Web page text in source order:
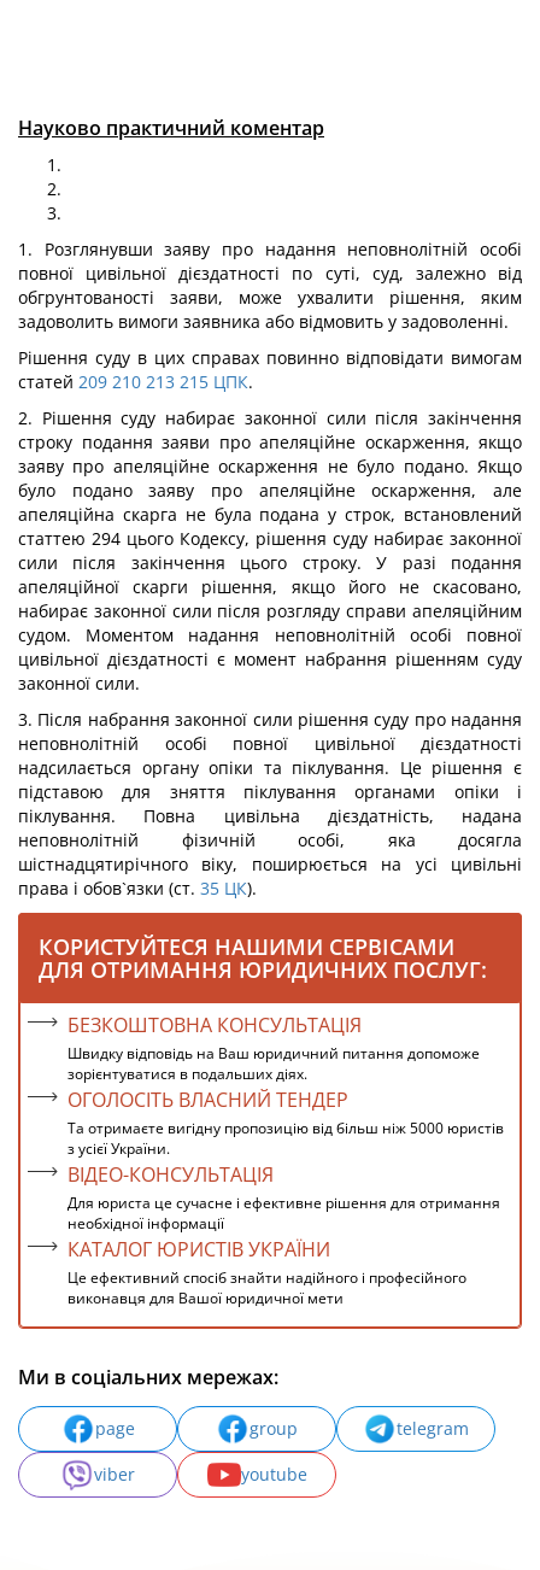
Науково практичний коментар
1. Розглянувши заяву про надання неповнолітній особі
повної цивільної дієздатності по суті, суд, залежно від
обгрунтованості заяви, може ухвалити рішення, яким
задоволить вимоги заявника або відмовить у задоволенні.
Рішення суду в цих справах повинно відповідати вимогам
статей 209 210 213 215 ЦПК.
2. Рішення суду набирає законної сили після закінчення
строку подання заяви про апеляційне оскарження, якщо
заяву про апеляційне оскарження не було подано. Якщо
було подано заяву про апеляційне оскарження, але
апеляційна скарга не була подана у строк, встановлений
статтею 294 цього Кодексу, рішення суду набирає законної
сили після закінчення цього строку. У разі подання
апеляційної скарги рішення, якщо його не скасовано,
набирає законної сили після розгляду справи апеляційним
судом. Моментом надання неповнолітній особі повної
цивільної дієздатності є момент набрання рішенням суду
законної сили.
3. Після набрання законної сили рішення суду про надання
неповнолітній особі повної цивільної дієздатності
надсилається органу опіки та піклування. Це рішення є
підставою для зняття піклування органами опіки і
піклування. Повна цивільна дієздатність, надана
неповнолітній фізичній особі, яка досягла
шістнадцятирічного віку, поширюється на усі цивільні
права і обов`язки (ст. 35 ЦК).
КОРИСТУЙТЕСЯ НАШИМИ СЕРВІСАМИ
ДЛЯ ОТРИМАННЯ ЮРИДИЧНИХ ПОСЛУГ:
БЕЗКОШТОВНА КОНСУЛЬТАЦІЯ
Швидку відповідь на Ваш юридичний питання допоможе
зорієнтуватися в подальших діях.
ОГОЛОСІТЬ ВЛАСНИЙ ТЕНДЕР
Та отримаєте вигідну пропозицію від більш ніж 5000 юристів
з усієї України.
ВІДЕО-КОНСУЛЬТАЦІЯ
Для юриста це сучасне і ефективне рішення для отримання
необхідної інформації
КАТАЛОГ ЮРИСТІВ УКРАЇНИ
Це ефективний спосіб знайти надійного і професійного
виконавця для Вашої юридичної мети
Ми в соціальних мережах:
page group
telegram
viber
youtube